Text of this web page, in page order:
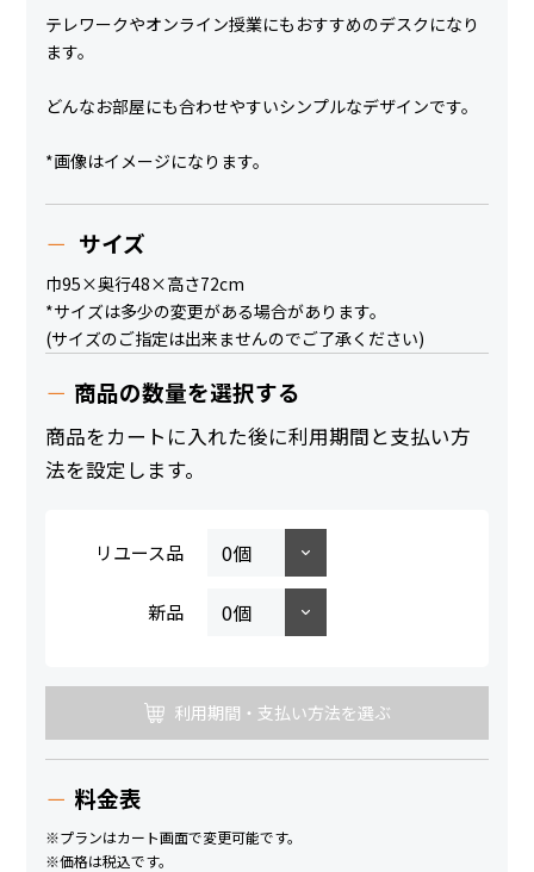
テレワークやオンライン授業にもおすすめのデスクになり
ます。
どんなお部屋にも合わせやすいシンプルなデザインです。
*画像はイメージになります。
サイズ
巾95×奥行48×高さ72cm
*サイズは多少の変更がある場合があります。
(サイズのご指定は出来ませんのでご了承ください)
商品の数量を選択する
商品をカートに入れた後に利用期間と支払い方
法を設定します。
リユース品
新品
利用期間・支払い方法を選ぶ
料金表
※プランはカート画面で変更可能です。
※価格は税込です。